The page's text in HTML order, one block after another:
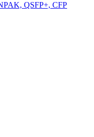
QSFP+, CFP